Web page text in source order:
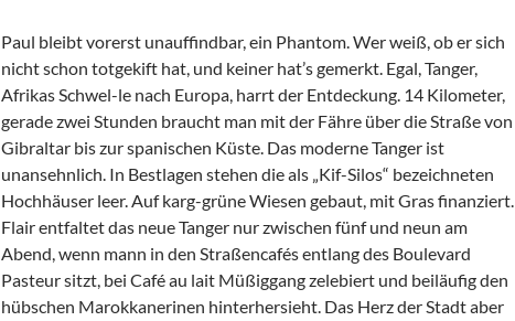
Paul bleibt vorerst unauffindbar, ein Phantom. Wer weiß, ob er sich
nicht schon totgekift hat, und keiner hat’s gemerkt. Egal, Tanger,
Afrikas Schwel-le nach Europa, harrt der Entdeckung. 14 Kilometer,
gerade zwei Stunden braucht man mit der Fähre über die Straße von
Gibraltar bis zur spanischen Küste. Das moderne Tanger ist
unansehnlich. In Bestlagen stehen die als „Kif-Silos“ bezeichneten
Hochhäuser leer. Auf karg-grüne Wiesen gebaut, mit Gras finanziert.
Flair entfaltet das neue Tanger nur zwischen fünf und neun am
Abend, wenn mann in den Straßencafés entlang des Boulevard
Pasteur sitzt, bei Café au lait Müßiggang zelebiert und beiläufig den
hübschen Marokkanerinen hinterhersieht. Das Herz der Stadt aber